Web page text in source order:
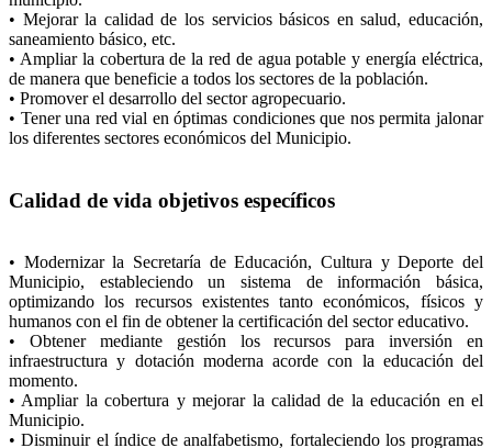
• Mejorar la calidad de los servicios básicos en salud, educación,
saneamiento básico, etc.
• Ampliar la cobertura de la red de agua potable y energía eléctrica,
de manera que beneficie a todos los sectores de la población.
• Promover el desarrollo del sector agropecuario.
• Tener una red vial en óptimas condiciones que nos permita jalonar
los diferentes sectores económicos del Municipio.
Calidad de vida objetivos específicos
• Modernizar la Secretaría de Educación, Cultura y Deporte del
Municipio, estableciendo un sistema de información básica,
optimizando los recursos existentes tanto económicos, físicos y
humanos con el fin de obtener la certificación del sector educativo.
• Obtener mediante gestión los recursos para inversión en
infraestructura y dotación moderna acorde con la educación del
momento.
• Ampliar la cobertura y mejorar la calidad de la educación en el
Municipio.
• Disminuir el índice de analfabetismo, fortaleciendo los programas